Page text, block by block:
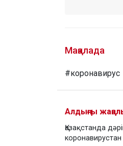
Мақалада
#коронавирус
Алдыңғы
Қазақстанда
коронавирустан